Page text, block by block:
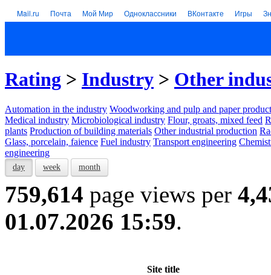
Mail.ru Почта Мой Мир Одноклассники ВКонтакте Игры
Rating > Industry > Other
Automation in the industry Woodworking and pulp and paper
Medical industry Microbiological industry Flour, groats, mixed feed
plants Production of building materials Other industrial production
Glass, porcelain, faience Fuel industry Transport engineering
engineering
day week month
759,614 page views per
01.07.2026 15:59.
Site title